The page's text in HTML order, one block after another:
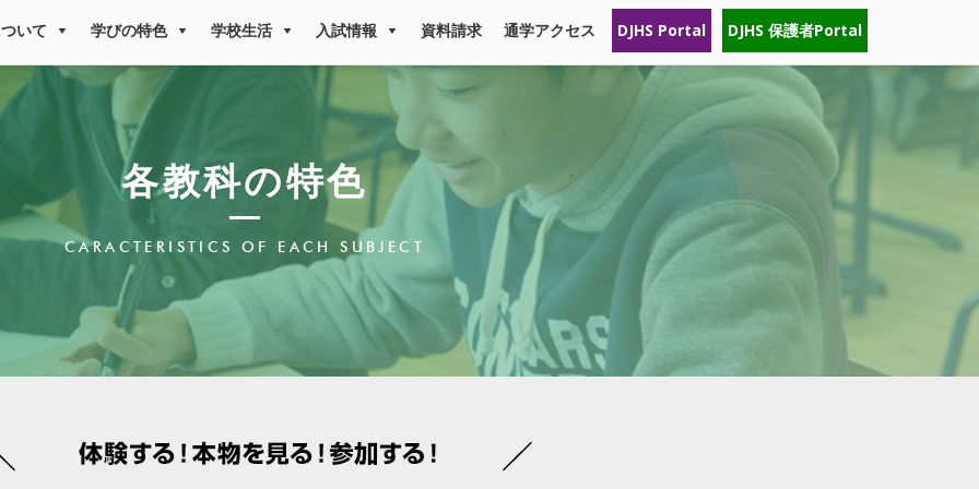
いて 学びの特色 学校生活 入試情報 資料請求 通学アクセス DJHS Portal DJHS 保護者Portal
各教科の特色
CARACTERISTICS OF EACH SUBJECT